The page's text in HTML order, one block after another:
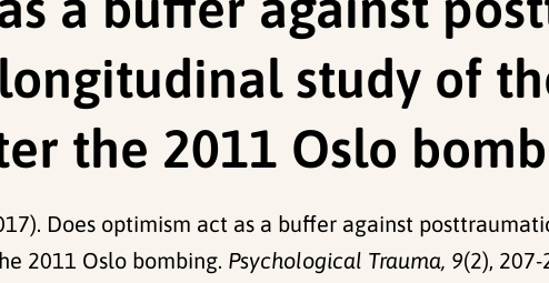
study of
the 2011 Oslo
Does optimism act as a buffer against
2011 Oslo bombing. Psychological Trauma, 9(2), 207-